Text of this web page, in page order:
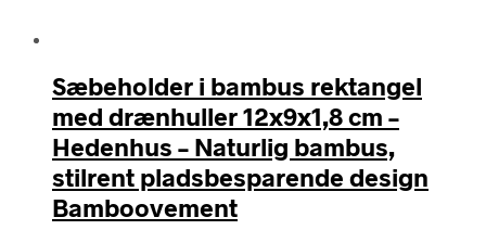
Sæbeholder i bambus rektangel
med drænhuller 12x9x1,8 cm –
Hedenhus – Naturlig bambus,
stilrent pladsbesparende design
Bamboovement